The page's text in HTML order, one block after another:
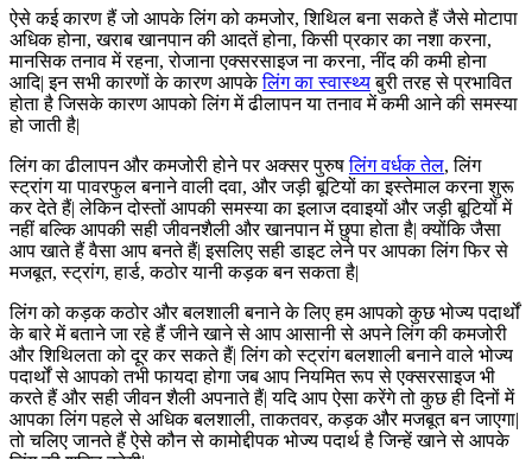
ऐसे कई कारण हैं जो आपके लिंग को कमजोर, शिथिल बना सकते हैं जैसे मोटापा
अधिक होना, खराब खानपान की आदतें होना, किसी प्रकार का नशा करना,
मानसिक तनाव में रहना, रोजाना एक्सरसाइज ना करना, नींद की कमी होना
आदि| इन सभी कारणों के कारण आपकेलिंग का स्वास्थ्यबुरी तरह से प्रभावित
होता है जिसके कारण आपको लिंग में ढीलापन या तनाव में कमी आने की समस्या
हो जाती है|
लिंग का ढीलापन और कमजोरी होने पर अक्सर पुरुषलिंग वर्धक तेल, लिंग
स्ट्रांग या पावरफुल बनाने वाली दवा, और जड़ी बूटियों का इस्तेमाल करना शुरू
कर देते हैं| लेकिन दोस्तों आपकी समस्या का इलाज दवाइयों और जड़ी बूटियों में
नहीं बल्कि आपकी सही जीवनशैली और खानपान में छुपा होता है| क्योंकि जैसा
आप खाते हैं वैसा आप बनते हैं| इसलिए सही डाइट लेने पर आपका लिंग फिर से
मजबूत, स्ट्रांग, हार्ड, कठोर यानी कड़क बन सकता है|
लिंग को कड़क कठोर और बलशाली बनाने के लिए हम आपको कुछ भोज्य पदार्थों
के बारे में बताने जा रहे हैं जीने खाने से आप आसानी से अपने लिंग की कमजोरी
और शिथिलता को दूर कर सकते हैं| लिंग को स्ट्रांग बलशाली बनाने वाले भोज्य
पदार्थों से आपको तभी फायदा होगा जब आप नियमित रूप से एक्सरसाइज भी
करते हैं और सही जीवन शैली अपनाते हैं| यदि आप ऐसा करेंगे तो कुछ ही दिनों में
आपका लिंग पहले से अधिक बलशाली, ताकतवर, कड़क और मजबूत बन जाएगा|
तो चलिए जानते हैं ऐसे कौन से कामोद्दीपक भोज्य पदार्थ है जिन्हें खाने से आपके